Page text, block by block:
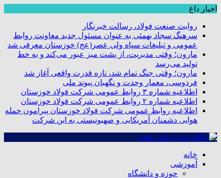
اخبار داغ
روایت صنعت فولاد،‌ رسالت خبرنگار
سرهنگ سجاد بهمئی به عنوان مسئول جدید معاونت روابط
عمومی و تبلیغات سپاه ولی عصر(عج) خوزستان معرفی شد
مارون؛ وقتی مدیریت، از پشت میز عبور می‌کند و به خط
تولید می‌رسد
مارون؛ وقتی جنگ تمام شد، تازه قدرت واقعی آغاز شد
فردوسی، معمار وحدت و نگهبان پیوند ملی
اطلاعیه شماره ۳ روابط عمومی شرکت فولاد خوزستان
اطلاعیه شماره ۲ روابط عمومی شرکت فولاد خوزستان
اطلاعیه روابط عمومی شرکت فولاد خوزستان پیرامون حمله
هوایی دشمنان آمریکایی و صهیونیستی به این شرکت
خانه
آموزشی
حوزه و دانشگاه